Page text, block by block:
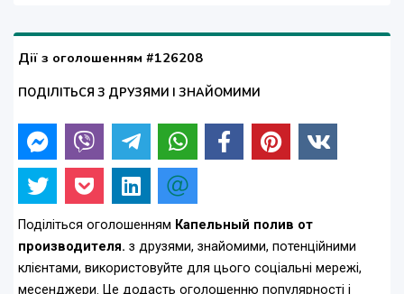
Дії з оголошенням #126208
ПОДІЛІТЬСЯ З ДРУЗЯМИ І ЗНАЙОМИМИ
Поділіться оголошенням Капельный полив от
производителя. з друзями, знайомими, потенційними
клієнтами, використовуйте для цього соціальні мережі,
месенджери. Це додасть оголошенню популярності і